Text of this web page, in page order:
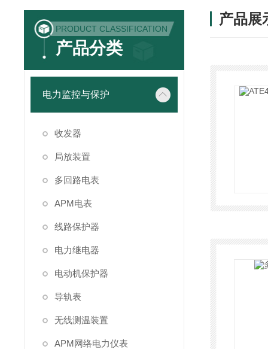
PRODUCT CLASSIFICATION
产品分类
电力监控与保护
收发器
局放装置
多回路电表
APM电表
线路保护器
电力继电器
电动机保护器
导轨表
无线测温装置
APM网络电力仪表
产品展